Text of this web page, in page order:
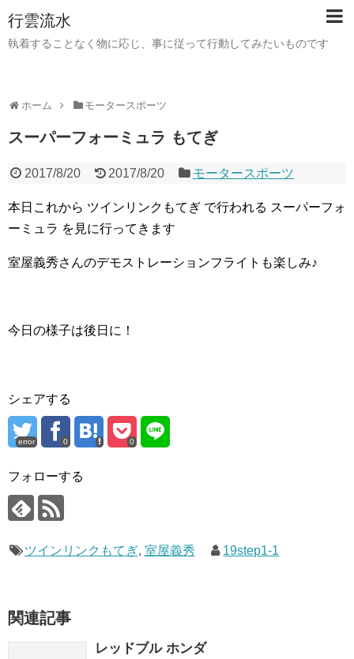
行雲流水
執着することなく物に応じ、事に従って行動してみたいものです
ホーム モータースポーツ
スーパーフォーミュラ もてぎ
2017/8/20 2017/8/20 モータースポーツ
本日これから ツインリンクもてぎ で行われる スーパーフォ
ーミュラ を見に行ってきます
室屋義秀さんのデモストレーションフライトも楽しみ♪
今日の様子は後日に！
シェアする
error 0 0
フォローする
ツインリンクもてぎ, 室屋義秀 19step1-1
関連記事
レッドブル ホンダ